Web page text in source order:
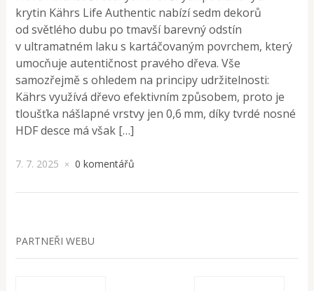
krytin Kährs Life Authentic nabízí sedm dekorů
od světlého dubu po tmavší barevný odstín
v ultramatném laku s kartáčovaným povrchem, který
umocňuje autentičnost pravého dřeva. Vše
samozřejmě s ohledem na principy udržitelnosti:
Kährs využívá dřevo efektivním způsobem, proto je
tloušťka nášlapné vrstvy jen 0,6 mm, díky tvrdé nosné
HDF desce má však […]
7. 7. 2025 × 0 komentářů
PARTNEŘI WEBU